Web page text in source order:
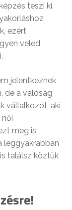
teszi ki.
ezért
veled
jelentkeznek
de a valóság
vállalkozót, aki
meg is
leggyakrabban
találsz köztük